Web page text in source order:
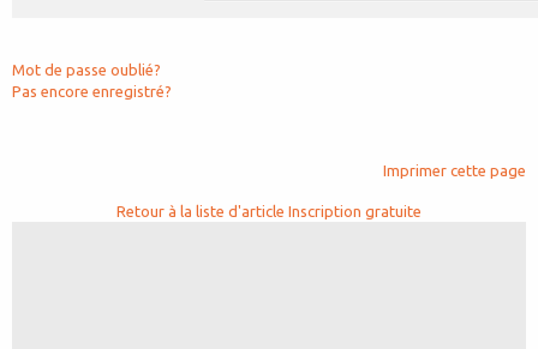
Mot de passe oublié?
Pas encore enregistré?
Imprimer cette page
Retour à la liste d'article Inscription gratuite